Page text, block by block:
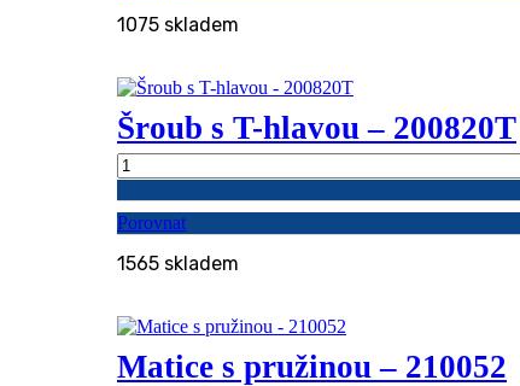
množství
1075 skladem
Šroub s T-hlavou – 200820T
Šroub
s
T-
hlavou
200820T
Porovnat
1565 skladem
Matice s pružinou – 210052